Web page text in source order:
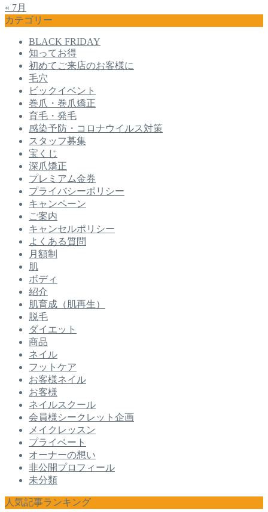
« 7月
カテゴリー
BLACK FRIDAY
知ってお得
初めてご来店のお客様に
毛穴
ビックイベント
巻爪・巻爪矯正
育毛・発毛
感染予防・コロナウイルス対策
スタッフ募集
宝くじ
深爪矯正
プレミアム金券
プライバシーポリシー
キャンペーン
ご案内
キャンセルポリシー
よくある質問
月額制
肌
ボディ
紹介
肌育成（肌再生）
脱毛
ダイエット
商品
ネイル
フットケア
お客様ネイル
お客様
ネイルスクール
会員様シークレット企画
メイクレッスン
プライベート
オーナーの想い
非公開プロフィール
未分類
人気記事ランキング